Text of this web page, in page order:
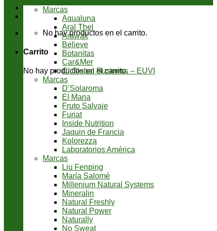
No hay productos en el carrito.
Carrito
No hay productos en el carrito.
Marcas
Aqualuna
Aral Thel
Arawak
Believe
Botanitas
Car&Mer
CI Global Business – EUVI
Marcas
D’Solaroma
El Mana
Fruto Salvaje
Funat
Inside Nutrition
Jaquin de Francia
Kolorezza
Laboratorios América
Marcas
Liu Fenping
María Salomé
Millenium Natural Systems
Mineralin
Natural Freshly
Natural Power
Naturally
No Sweat